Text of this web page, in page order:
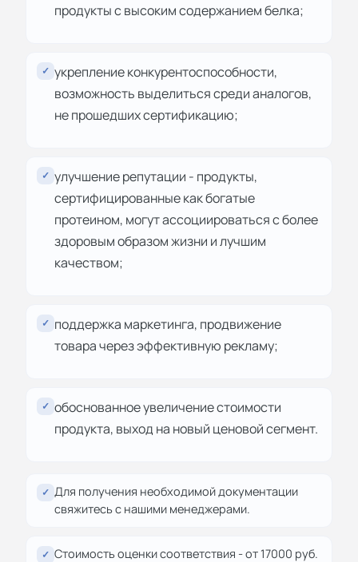
продукты с высоким содержанием белка;
✓ укрепление конкурентоспособности,
возможность выделиться среди аналогов,
не прошедших сертификацию;
✓ улучшение репутации - продукты,
сертифицированные как богатые
протеином, могут ассоциироваться с более
здоровым образом жизни и лучшим
качеством;
✓ поддержка маркетинга, продвижение
товара через эффективную рекламу;
✓ обоснованное увеличение стоимости
продукта, выход на новый ценовой сегмент.
✓ Для получения необходимой документации
свяжитесь с нашими менеджерами.
✓ Стоимость оценки соответствия - от 17000 руб.